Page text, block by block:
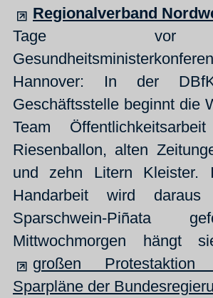
Regionalverband
Tage
Hannover: In der
Geschäftsstelle beginnt die
Team
Riesenballon, alten
und zehn Litern Kleister.
Handarbeit wird
Sparschwein-Piñata
Mittwochmorgen hängt
großen
Sparpläne der